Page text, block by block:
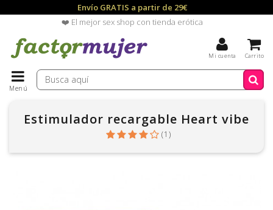
Envío GRATIS a partir de 29€
❤️ El mejor sex shop con tienda erótica
Carrito
Mi cuenta
Menú
Estimulador recargable Heart vibe
(1 )